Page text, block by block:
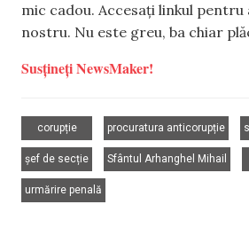
mic cadou. Accesați linkul
nostru. Nu este greu, ba chiar
Susțineți NewsMaker!
corupție
procuratura anticorupție
șef de secție
Sfântul Arhanghel Mihail
urmărire penală